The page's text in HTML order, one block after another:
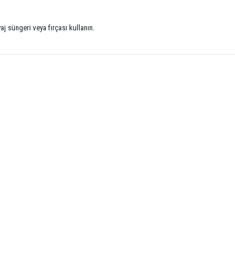
süngeri veya fırçası kullanın.